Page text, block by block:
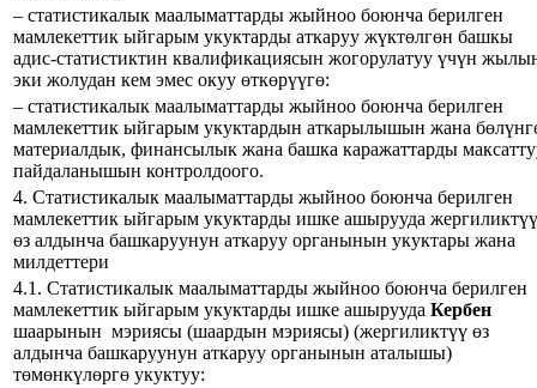
– статистикалык маалыматтарды жыйноо боюнча берилген
мамлекеттик ыйгарым укуктарды аткаруу жүктөлгөн башкы
адис-статистиктин квалификациясын жогорулатуу үчүн
эки жолудан кем эмес окуу өткөрүүгө:
– статистикалык маалыматтарды жыйноо боюнча берилген
мамлекеттик ыйгарым укуктардын аткарылышын жана
материалдык, финансылык жана башка каражаттарды
пайдаланышын контролдоого.
4. Статистикалык маалыматтарды жыйноо боюнча берилген
мамлекеттик ыйгарым укуктарды ишке ашырууда жергиликтүү
өз алдынча башкаруунун аткаруу органынын укуктары жана
милдеттери
4.1. Статистикалык маалыматтарды жыйноо боюнча берилген
мамлекеттик ыйгарым укуктарды ишке ашырууда Кербен
шаарынын мэриясы (шаардын мэриясы) (жергиликтүү өз
алдынча башкаруунун аткаруу органынын аталышы)
төмөнкүлөргө укуктуу: